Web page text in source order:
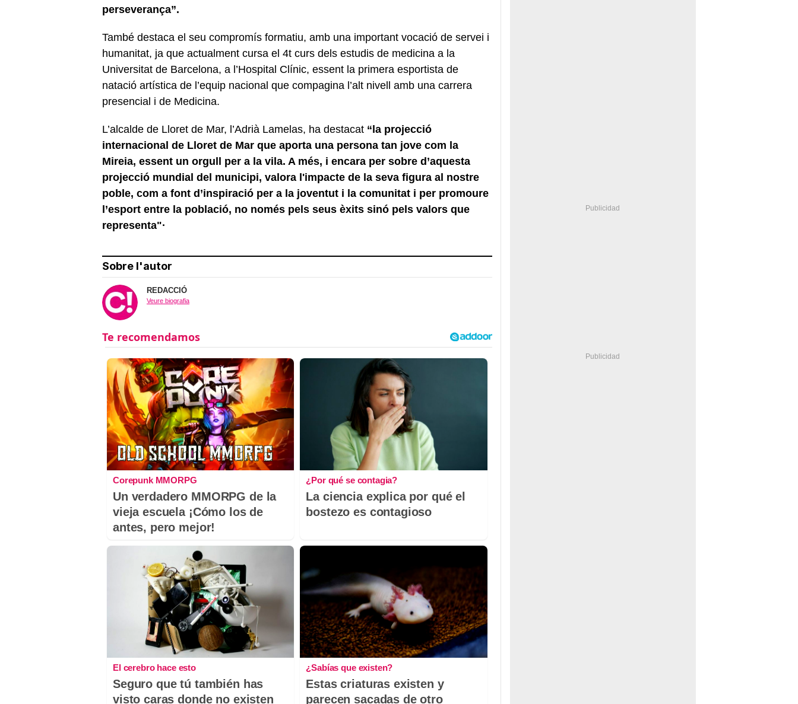
perseverança”.
També destaca el seu compromís formatiu, amb una important vocació de servei i
humanitat, ja que actualment cursa el 4t curs dels estudis de medicina a la
Universitat de Barcelona, a l’Hospital Clínic, essent la primera esportista de
natació artística de l’equip nacional que compagina l’alt nivell amb una carrera
presencial i de Medicina.
L’alcalde de Lloret de Mar, l’Adrià Lamelas, ha destacat “la projecció
internacional de Lloret de Mar que aporta una persona tan jove com la
Mireia, essent un orgull per a la vila. A més, i encara per sobre d’aquesta
projecció mundial del municipi, valora l'impacte de la seva figura al nostre
poble, com a font d’inspiració per a la joventut i la comunitat i per promoure
l’esport entre la població, no només pels seus èxits sinó pels valors que
representa"·
Sobre l'autor
REDACCIÓ
Veure biografia
Corepunk MMORPG
Un verdadero MMORPG de la
vieja escuela ¡Cómo los de
antes, pero mejor!
¿Por qué se contagia?
La ciencia explica por qué el
bostezo es contagioso
El cerebro hace esto
Seguro que tú también has
visto caras donde no existen
¿Sabías que existen?
Estas criaturas existen y
parecen sacadas de otro